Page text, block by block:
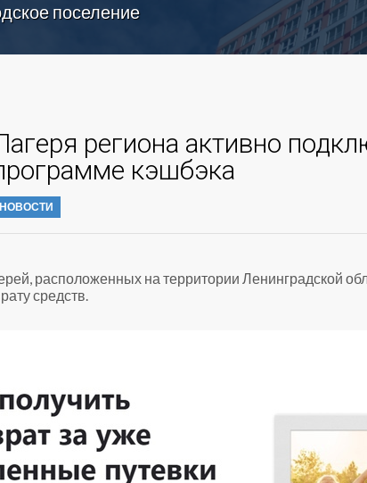
поселение
региона активно
кэшбэка
НОВОСТИ
расположенных на территории Ленинградской
средств.